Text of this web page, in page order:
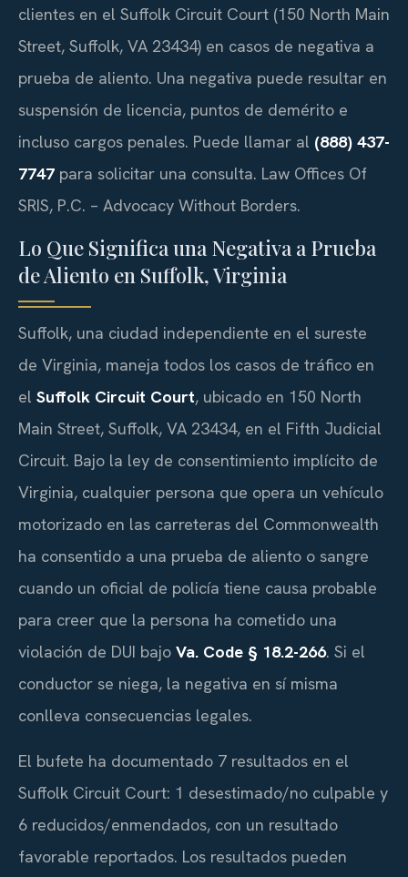
clientes en el Suffolk Circuit Court (150 North Main
Street, Suffolk, VA 23434) en casos de negativa a
prueba de aliento. Una negativa puede resultar en
suspensión de licencia, puntos de demérito e
incluso cargos penales. Puede llamar al (888) 437-
7747 para solicitar una consulta. Law Offices Of
SRIS, P.C. – Advocacy Without Borders.
Lo Que Significa una Negativa a Prueba
de Aliento en Suffolk, Virginia
Suffolk, una ciudad independiente en el sureste
de Virginia, maneja todos los casos de tráfico en
el Suffolk Circuit Court, ubicado en 150 North
Main Street, Suffolk, VA 23434, en el Fifth Judicial
Circuit. Bajo la ley de consentimiento implícito de
Virginia, cualquier persona que opera un vehículo
motorizado en las carreteras del Commonwealth
ha consentido a una prueba de aliento o sangre
cuando un oficial de policía tiene causa probable
para creer que la persona ha cometido una
violación de DUI bajo Va. Code § 18.2-266. Si el
conductor se niega, la negativa en sí misma
conlleva consecuencias legales.
El bufete ha documentado 7 resultados en el
Suffolk Circuit Court: 1 desestimado/no culpable y
6 reducidos/enmendados, con un resultado
favorable reportados. Los resultados pueden